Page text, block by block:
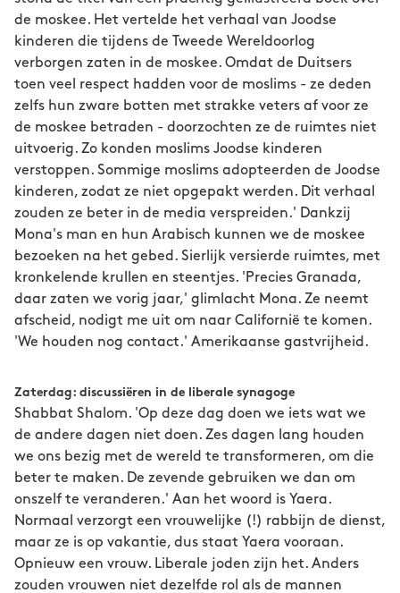
de moskee. Het vertelde het verhaal van Joodse
kinderen die tijdens de Tweede Wereldoorlog
verborgen zaten in de moskee. Omdat de Duitsers
toen veel respect hadden voor de moslims - ze deden
zelfs hun zware botten met strakke veters af voor ze
de moskee betraden - doorzochten ze de ruimtes niet
uitvoerig. Zo konden moslims Joodse kinderen
verstoppen. Sommige moslims adopteerden de Joodse
kinderen, zodat ze niet opgepakt werden. Dit verhaal
zouden ze beter in de media verspreiden.' Dankzij
Mona's man en hun Arabisch kunnen we de moskee
bezoeken na het gebed. Sierlijk versierde ruimtes, met
kronkelende krullen en steentjes. 'Precies Granada,
daar zaten we vorig jaar,' glimlacht Mona. Ze neemt
afscheid, nodigt me uit om naar Californië te komen.
'We houden nog contact.' Amerikaanse gastvrijheid.
Zaterdag: discussiëren in de liberale synagoge
Shabbat Shalom. 'Op deze dag doen we iets wat we
de andere dagen niet doen. Zes dagen lang houden
we ons bezig met de wereld te transformeren, om die
beter te maken. De zevende gebruiken we dan om
onszelf te veranderen.' Aan het woord is Yaera.
Normaal verzorgt een vrouwelijke (!) rabbijn de dienst,
maar ze is op vakantie, dus staat Yaera vooraan.
Opnieuw een vrouw. Liberale joden zijn het. Anders
zouden vrouwen niet dezelfde rol als de mannen